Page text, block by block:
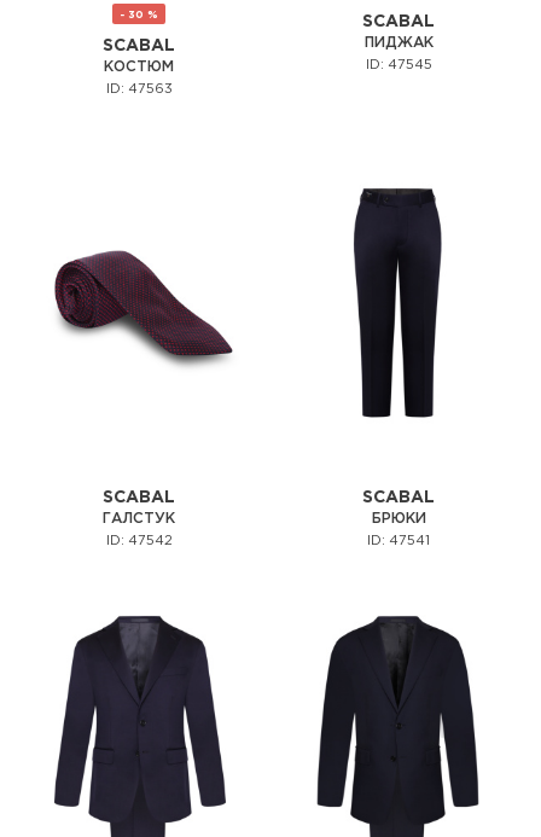
- 30 %
SCABAL
КОСТЮМ
ID: 47563
SCABAL
ПИДЖАК
ID: 47545
SCABAL
ГАЛСТУК
ID: 47542
SCABAL
БРЮКИ
ID: 47541